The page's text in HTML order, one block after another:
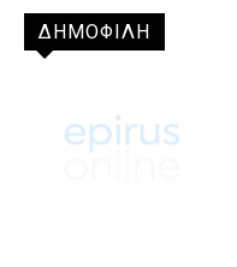
ΔΗΜΟΦΙΛΗ